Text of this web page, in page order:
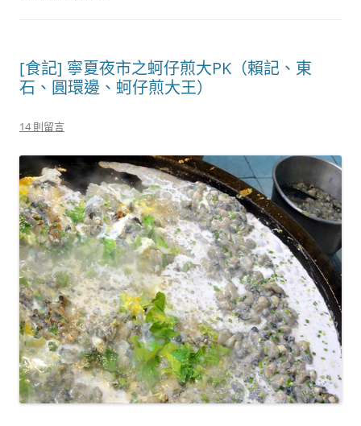
[食記] 寧夏夜市之蚵仔煎大PK（賴記、東
石、圓環邊、蚵仔煎大王）
14 則留言